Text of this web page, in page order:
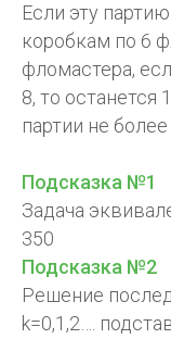
Если эту
коробкам по 6
фломастера,
8, то останется
партии не
Подсказка №1
Задача
350
Подсказка №2
Решение
k=0,1,2….